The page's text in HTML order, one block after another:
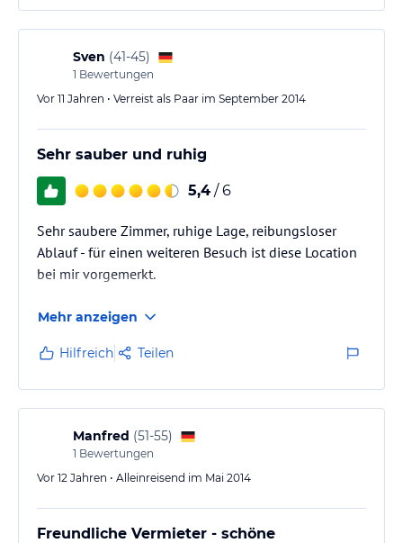
von der Straße abgewand. Sehr große Räume, gut
ausgestattet, sehr sauber, Das Duschbad ist geräumig
und schön. Es gibt ausreichend Stauraum und…
Sven (41-45)
1 Bewertungen
Vor 11 Jahren • Verreist als Paar im September 2014
Sehr sauber und ruhig
5,4 / 6
Sehr saubere Zimmer, ruhige Lage, reibungsloser
Ablauf - für einen weiteren Besuch ist diese Location
bei mir vorgemerkt.
Mehr anzeigen
Hilfreich Teilen
Manfred (51-55)
1 Bewertungen
Vor 12 Jahren • Alleinreisend im Mai 2014
Freundliche Vermieter - schöne